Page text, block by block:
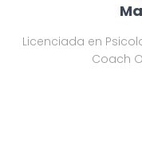
Licenciada en
Coach